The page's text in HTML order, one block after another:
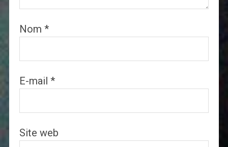
Nom *
E-mail *
Site web